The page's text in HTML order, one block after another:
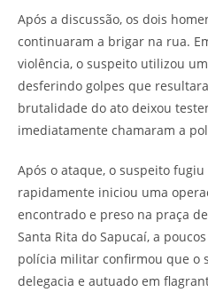
Após a discussão, os dois
continuaram a brigar na rua.
violência, o suspeito utilizou um
desferindo golpes que
brutalidade do ato deixou
imediatamente chamaram a
Após o ataque, o suspeito
rapidamente iniciou uma
encontrado e preso na praça
Santa Rita do Sapucaí, a
polícia militar confirmou que o
delegacia e autuado em